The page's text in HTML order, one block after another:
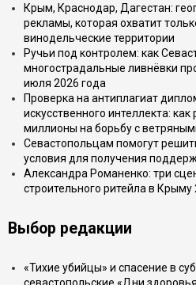
Крым, Краснодар, Дагестан:
рекламы, которая охватит
винодельческие территории
Ручьи под контролем: как
многострадальные ливнёвки
июля 2026 года
Проверка на антиплагиат
искусственного интеллекта:
миллионы на борьбу с
Севастопольцам помогут
условия для получения
Александра Романенко: три
строительного ритейла в Крыму
Выбор редакции
«Тихие убийцы» и спасение в